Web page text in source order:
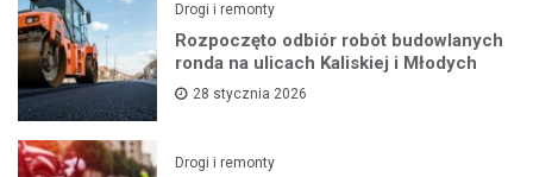
Drogi i remonty
Rozpoczęto odbiór robót budowlanych
ronda na ulicach Kaliskiej i Młodych
28 stycznia 2026
Drogi i remonty